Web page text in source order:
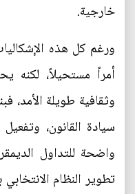
خارجية.
ورغم كل هذه
أمراً مستحيلاً، لكنه
وثقافية طويلة الأمد،
سيادة القانون، وتفعيل
واضحة للتداول
تطوير النظام